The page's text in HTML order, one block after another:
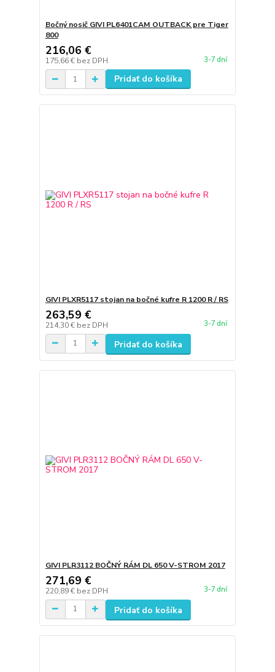
Bočný nosič GIVI PL6401CAM OUTBACK pre Tiger
800
216,06 €
175,66 € bez DPH 3-7 dní
Pridať do košíka
GIVI PLXR5117 stojan na bočné kufre R 1200 R / RS
263,59 €
214,30 € bez DPH 3-7 dní
Pridať do košíka
GIVI PLR3112 BOČNÝ RÁM DL 650 V-STROM 2017
271,69 €
220,89 € bez DPH 3-7 dní
Pridať do košíka